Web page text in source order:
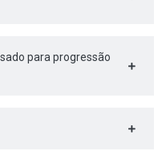
para progressão